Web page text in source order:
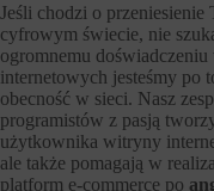
Jeśli chodzi o
cyfrowym świecie, nie
ogromnemu
internetowych jesteśmy po
obecność w sieci. Nasz
programistów z pasją
użytkownika witryny
ale także pomagają w
platform e-commerce po